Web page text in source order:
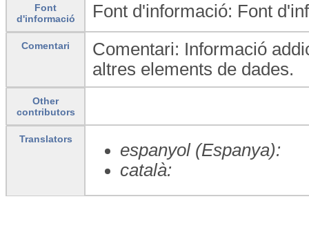
Font
d'informació
Font d'informació: Font
Comentari
Comentari: Informació
altres elements de dades.
Other
contributors
Translators
espanyol (Espanya):
català: